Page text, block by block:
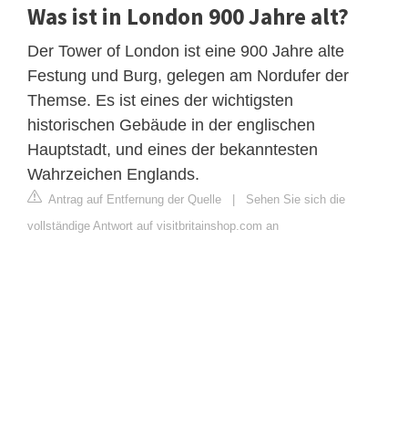
Was ist in London 900 Jahre alt?
Der Tower of London ist eine 900 Jahre alte
Festung und Burg, gelegen am Nordufer der
Themse. Es ist eines der wichtigsten
historischen Gebäude in der englischen
Hauptstadt, und eines der bekanntesten
Wahrzeichen Englands.
Antrag auf Entfernung der Quelle | Sehen Sie sich die
vollständige Antwort auf visitbritainshop.com an